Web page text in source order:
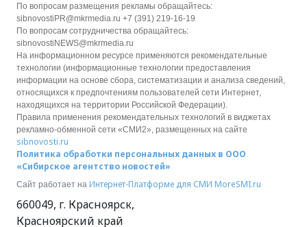
По вопросам размещения рекламы обращайтесь:
sibnovostiPR@mkrmedia.ru +7 (391) 219-16-19
По вопросам сотрудничества обращайтесь:
sibnovostiNEWS@mkrmedia.ru
На информационном ресурсе применяются рекомендательные
технологии (информационные технологии предоставления
информации на основе сбора, систематизации и анализа сведений,
относящихся к предпочтениям пользователей сети Интернет,
находящихся на территории Российской Федерации).
Правила применения рекомендательных технологий в виджетах
рекламно-обменной сети «СМИ2», размещенных на сайте
sibnovosti.ru
Политика обработки персональных данных в ООО
«Сибирское агентство новостей»
Сайт работает на Интернет-Платформе для СМИ MoreSMI.ru
660049, г. Красноярск,
Красноярский край